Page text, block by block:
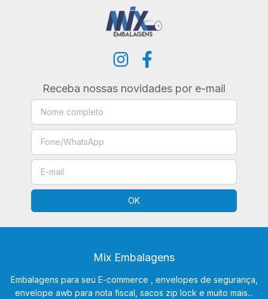
Receba nossas novidades por e-mail
Mix Embalagens
Embalagens para seu E-commerce , envelopes de segurança,
envelope awb para nota fiscal, sacos zip lock e muito mais...